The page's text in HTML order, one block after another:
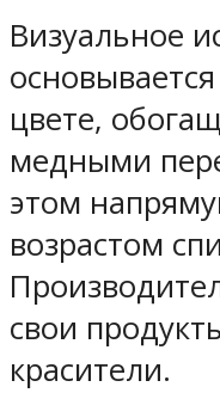
Визуальное
цвете,
медными
этом
возрастом
свои
красители.